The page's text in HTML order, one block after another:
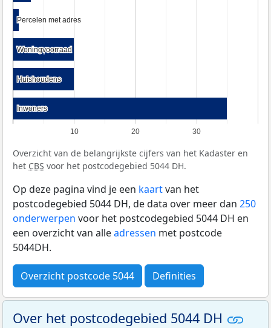
10 20 30
Percelen met adres
Percelen met adres
Woningvoorraad
Woningvoorraad
Huishoudens
Huishoudens
Inwoners
Inwoners
Overzicht van de belangrijkste cijfers van het Kadaster en
het CBS voor het postcodegebied 5044 DH.
Op deze pagina vind je een kaartvan het
postcodegebied 5044 DH, de data over meer dan 250
onderwerpen voor het postcodegebied 5044 DH en
een overzicht van alleadressen met postcode
5044DH.
Overzicht postcode 5044 Definities
Over het postcodegebied 5044 DH